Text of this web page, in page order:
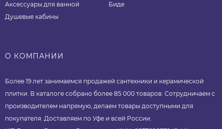
Аксессуары для ванной
Душевые кабины
Биде
О КОМПАНИИ
Более 19 лет занимаемся продажей сантехники и керамической
плитки. В каталоге собрано более 85 000 товаров. Сотрудничаем с
производителем напрямую, делаем товары доступными для
покупателя. Доставляем по Уфе и всей России.